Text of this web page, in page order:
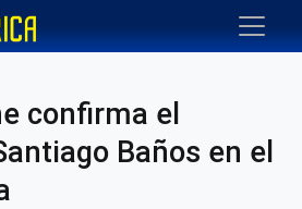
confirma el
Baños en el